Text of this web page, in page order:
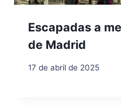
Escapadas a
de Madrid
17 de abril de 2025